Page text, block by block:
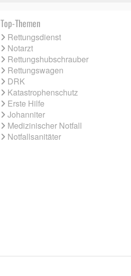
Top-Themen
Rettungsdienst
Notarzt
Rettungshubschrauber
Rettungswagen
DRK
Katastrophenschutz
Erste Hilfe
Johanniter
Medizinischer Notfall
Notfallsanitäter